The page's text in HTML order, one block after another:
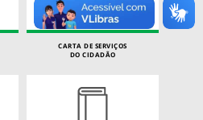
CARTA DE SERVIÇOS
DO CIDADÃO